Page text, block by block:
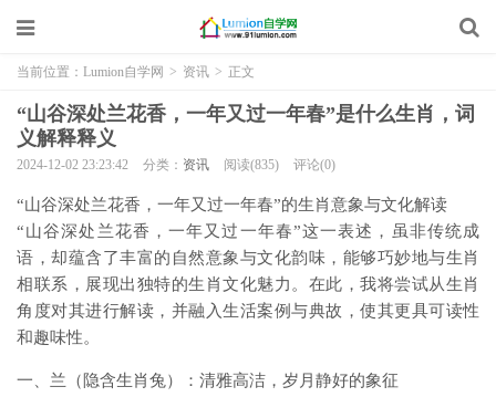
当前位置： Lumion自学网 > 资讯 > 正文
“山谷深处兰花香，一年又过一年春”是什么生肖，词
义解释释义
2024-12-02 23:23:42 分类： 资讯 阅读(835) 评论(0)
“山谷深处兰花香，一年又过一年春”的生肖意象与文化解读
“山谷深处兰花香，一年又过一年春”这一表述，虽非传统成
语，却蕴含了丰富的自然意象与文化韵味，能够巧妙地与生肖
相联系，展现出独特的生肖文化魅力。在此，我将尝试从生肖
角度对其进行解读，并融入生活案例与典故，使其更具可读性
和趣味性。
一、兰（隐含生肖兔）：清雅高洁，岁月静好的象征